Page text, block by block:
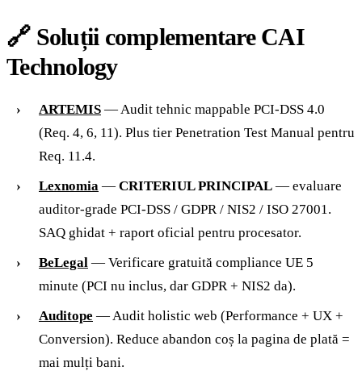
🔗 Soluții complementare CAI
Technology
ARTEMIS — Audit tehnic mappable PCI-DSS 4.0
(Req. 4, 6, 11). Plus tier Penetration Test Manual pentru
Req. 11.4.
Lexnomia — CRITERIUL PRINCIPAL — evaluare
auditor-grade PCI-DSS / GDPR / NIS2 / ISO 27001.
SAQ ghidat + raport oficial pentru procesator.
BeLegal — Verificare gratuită compliance UE 5
minute (PCI nu inclus, dar GDPR + NIS2 da).
Auditope — Audit holistic web (Performance + UX +
Conversion). Reduce abandon coș la pagina de plată =
mai mulți bani.